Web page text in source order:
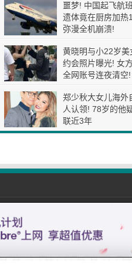
噩梦! 中国起飞航
遗体竟在厨房加热
弥漫全机崩溃!
黄晓明与小22岁美
约会照片曝光! 女
全网账号连夜清空!
郑少秋大女儿海外
人认领! 78岁的他
联近3年
Reserved. | |